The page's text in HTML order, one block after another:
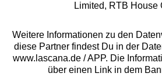
** Bonität vorausgesetzt, berechtigt zur
Limited, RTB House
Weitere Informationen zu den
diese Partner findest Du in der
www.lascana.de / APP. Die
über einen Link in dem